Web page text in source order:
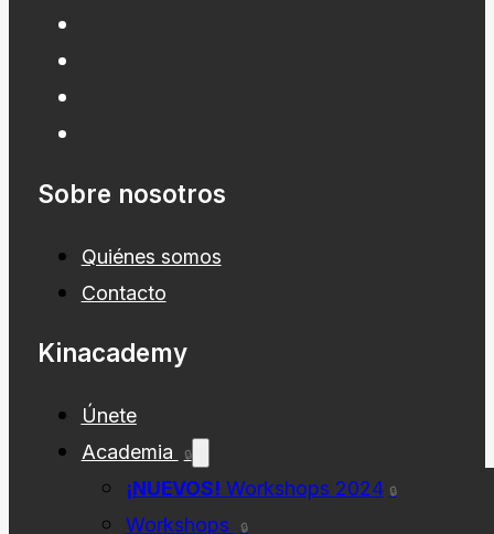
Sobre nosotros
Quiénes somos
Contacto
Kinacademy
Únete
Academia
🔒
¡NUEVOS! Workshops 2024 🔒
Workshops 🔒